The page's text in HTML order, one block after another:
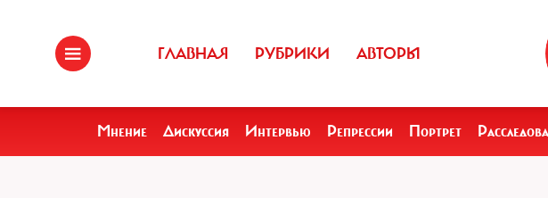
ГЛАВНАЯ РУБРИКИ АВТОРЫ
Мнение Дискуссия Интервью Репрессии Портрет